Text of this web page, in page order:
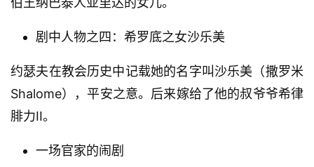
美
拜
学
登录
剧中人物之四：希罗底之女沙乐美
约瑟夫在教会历史中记载她的名字叫沙乐美（撒罗米
Shalome），平安之意。后来嫁给了他的叔爷爷希律
腓力II。
一场官家的闹剧